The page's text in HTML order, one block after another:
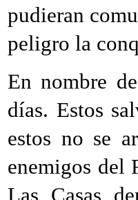
pudieran
peligro la
En nombre
días. Estos
estos no se
enemigos del
Las Casas